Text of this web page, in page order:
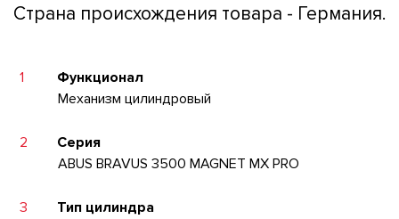
Страна происхождения товара - Германия.
1
Функционал
Механизм цилиндровый
2
Серия
ABUS BRAVUS 3500 MAGNET MX PRO
3
Тип цилиндра